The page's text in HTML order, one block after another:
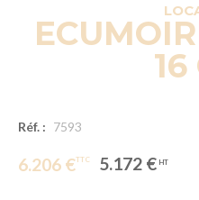
16
Réf. : 7593
6.206 € 5.172 €